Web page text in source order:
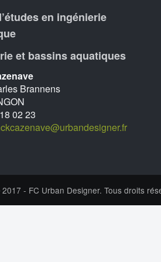
en ingénierie
et bassins aquatiques
Brannens
02 23
- FC Urban Designer. Tous droits